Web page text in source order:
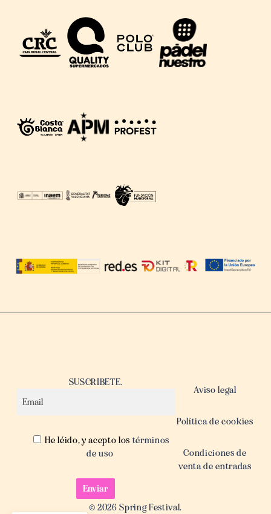
SUSCRIBETE.
He léido, y acepto los términos
de uso
Aviso legal
Política de cookies
Condiciones de
venta de entradas
© 2026 Spring Festival.